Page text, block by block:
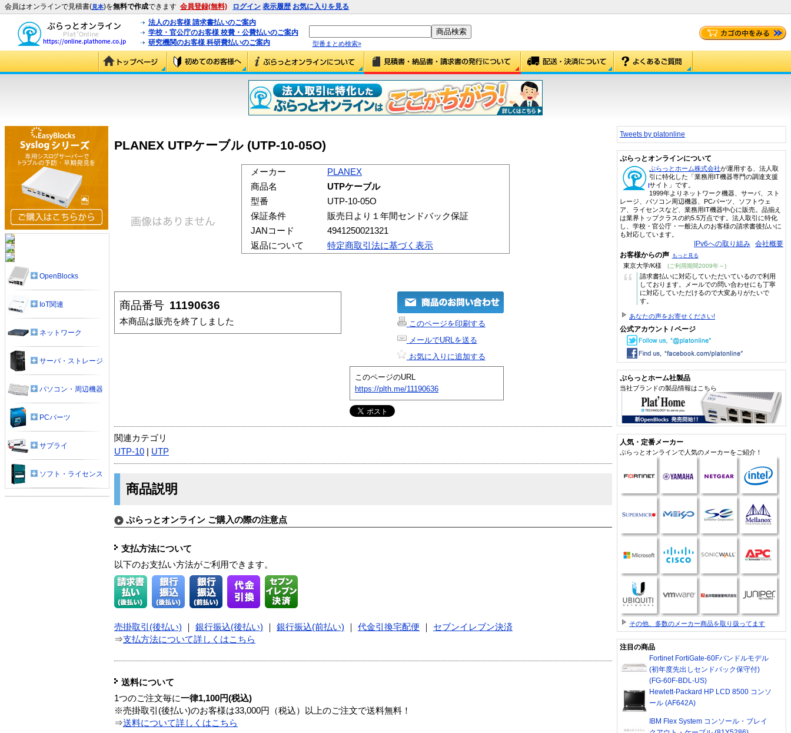
会員はオンラインで見積書(見本)を無料で作成できます 会員登録(無料) ログイン 表示履歴 お気に入りを見る
法人のお客様 請求書払いのご案内
学校・官公庁のお客様 校費・公費払いのご案内
研究機関のお客様 科研費払いのご案内
型番まとめ検索»
PLANEX UTPケーブル (UTP-10-05O)
メーカー
PLANEX
商品名
UTPケーブル
型番
UTP-10-05O
保証条件
販売日より１年間センドバック保証
JANコード
4941250021321
返品について
特定商取引法に基づく表示
商品番号 11190636
本商品は販売を終了しました
このページを印刷する
メールでURLを送る
お気に入りに追加する
このページのURL
https://plth.me/11190636
関連カテゴリ
UTP-10
UTP
商品説明
ぷらっとオンライン ご購入の際の注意点
支払方法について
以下のお支払い方法がご利用できます。
売掛取引(後払い) 銀行振込(後払い) 銀行振込(前払い) 代金引換宅配便
セブンイレブン決済
⇒支払方法について詳しくはこちら
送料について
1つのご注文毎に一律1,100円(税込)
※売掛取引(後払い)のお客様は33,000円（税込）以上のご注文で送料無料！
⇒送料について詳しくはこちら
OpenBlocks
IoT関連
ネットワーク
サーバ・ストレージ
パソコン・周辺機器
PCパーツ
サプライ
ソフト・ライセンス
Tweets by platonline
ぷらっとオンラインについて
ぷらっとホーム株式会社が運用する、法人取
引に特化した「業務用IT機器専門の調達支援
サイト」です。
1999年よりネットワーク機器、サーバ、スト
レージ、パソコン周辺機器、PCパーツ、ソフトウェ
ア、ライセンスなど、業務用IT機器中心に販売。品揃え
は業界トップクラスの約5.5万点です。法人取引に特化
し、学校・官公庁・一般法人のお客様の請求書後払いに
も対応しています。
IPv6への取り組み 会社概要
お客様からの声 もっと見る
東京大学/K様 (ご利用期間2009年～)
“
請求書払いに対応していただいているので利用
しております。メールでの問い合わせにも丁寧
に対応していただけるので大変ありがたいで
す。
あなたの声をお寄せください!
公式アカウント / ページ
ぷらっとホーム社製品
当社ブランドの製品情報はこちら
人気・定番メーカー
ぷらっとオンラインで人気のメーカーをご紹介！
その他、多数のメーカー商品を取り扱ってます
注目の商品
Fortinet FortiGate-60Fバンドルモデル
(初年度先出しセンドバック保守付)
(FG-60F-BDL-US)
Hewlett-Packard HP LCD 8500 コンソ
ール (AF642A)
IBM Flex System コンソール・ブレイ